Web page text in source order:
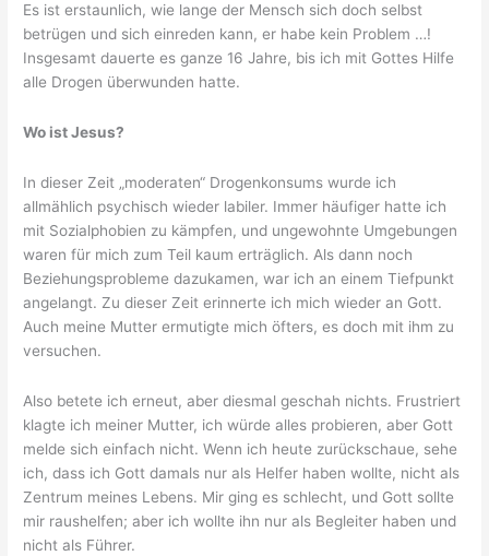
Es ist erstaunlich, wie lange der Mensch sich doch selbst
betrügen und sich einreden kann, er habe kein Problem …!
Insgesamt dauerte es ganze 16 Jahre, bis ich mit Gottes Hilfe
alle Drogen überwunden hatte.
Wo ist Jesus?
In dieser Zeit „moderaten“ Drogenkonsums wurde ich
allmählich psychisch wieder labiler. Immer häufiger hatte ich
mit Sozialphobien zu kämpfen, und ungewohnte Umgebungen
waren für mich zum Teil kaum erträglich. Als dann noch
Beziehungsprobleme dazukamen, war ich an einem Tiefpunkt
angelangt. Zu dieser Zeit erinnerte ich mich wieder an Gott.
Auch meine Mutter ermutigte mich öfters, es doch mit ihm zu
versuchen.
Also betete ich erneut, aber diesmal geschah nichts. Frustriert
klagte ich meiner Mutter, ich würde alles probieren, aber Gott
melde sich einfach nicht. Wenn ich heute zurückschaue, sehe
ich, dass ich Gott damals nur als Helfer haben wollte, nicht als
Zentrum meines Lebens. Mir ging es schlecht, und Gott sollte
mir raushelfen; aber ich wollte ihn nur als Begleiter haben und
nicht als Führer.